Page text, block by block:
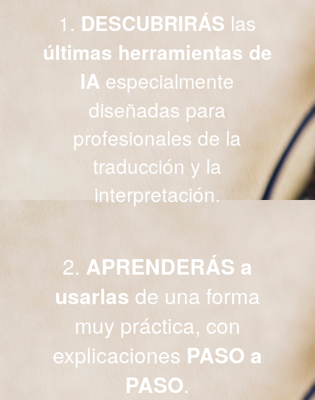
1. DESCUBRIRÁS las
últimas herramientas de
IA especialmente
diseñadas para
profesionales de la
traducción y la
interpretación.
2. APRENDERÁS a
usarlas de una forma
muy práctica, con
explicaciones PASO a
PASO.